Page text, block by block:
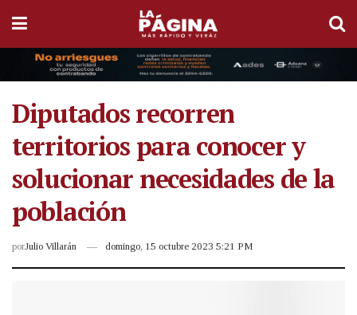
Diputados recorren
territorios para conocer y
solucionar necesidades de la
población
porJulio Villarán domingo, 15 octubre 2023 5:21 PM